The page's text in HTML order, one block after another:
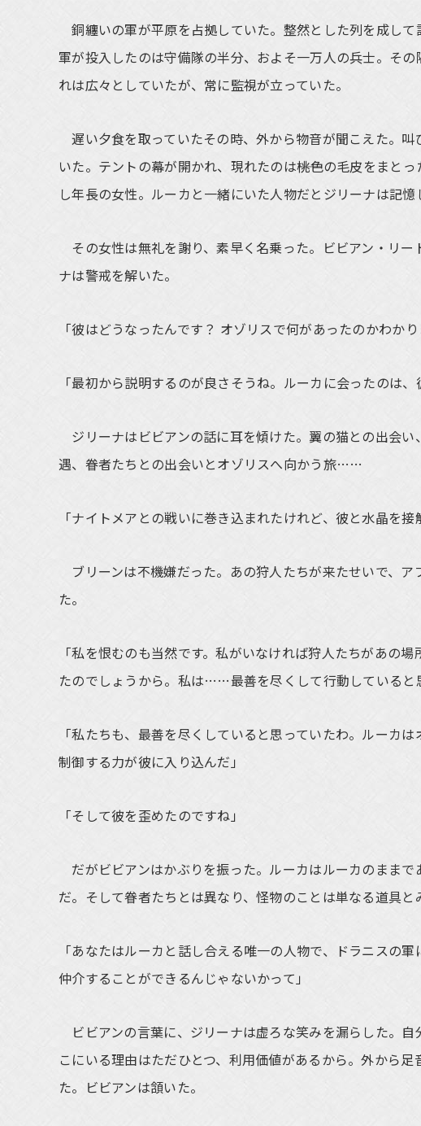
銅纏いの軍が平原を占拠していた。整然とした列を成し
軍が投入したのは守備隊の半分、およそ一万人の兵士。そ
れは広々としていたが、常に監視が立っていた。
遅い夕食を取っていたその時、外から物音が聞こえた。
いた。テントの幕が開かれ、現れたのは――桃色の毛皮をまと
し年長の女性。ルーカと一緒にいた人物だとジリーナは記
その女性は無礼を謝り、素早く名乗った。ビビアン・リ
ナは警戒を解いた。
「彼はどうなったんです？ オゾリスで何があったのかわかり
「最初から説明するのが良さそうね。ルーカに会ったのは
ジリーナはビビアンの話に耳を傾けた。翼の猫との出会
遇、眷者たちとの出会いとオゾリスへ向かう旅……
「ナイトメアとの戦いに巻き込まれたけれど、彼と水晶を接
ブリーンは不機嫌だった。あの狩人たちが来たせいで、
た。
「私を恨むのも当然です。私がいなければ狩人たちがあの
たのでしょうから。私は……最善を尽くして行動していると
「私たちも、最善を尽くしていると思っていたわ。ルーカ
制御する力が彼に入り込んだ」
「そして彼を歪めたのですね」
だがビビアンはかぶりを振った。ルーカはルーカのまま
だ。そして眷者たちとは異なり、怪物のことは単なる道具と
「あなたはルーカと話し合える唯一の人物で、ドラニスの
仲介することができるんじゃないかって」
ビビアンの言葉に、ジリーナは虚ろな笑みを漏らした。
こにいる理由はただひとつ、利用価値があるから。外から
た。ビビアンは頷いた。